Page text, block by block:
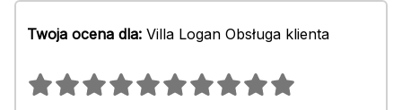
Twoja ocena dla: Villa Logan Obsługa klienta